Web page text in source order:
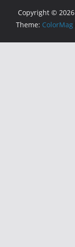
Copyright © 2026
Theme: ColorMag